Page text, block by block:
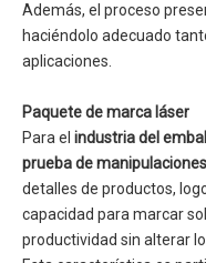
Además, el proceso
haciéndolo adecuado
aplicaciones.
Paquete de marca láser
Para el industria del
prueba de manipulaciones
detalles de productos,
capacidad para marcar
productividad sin alterar